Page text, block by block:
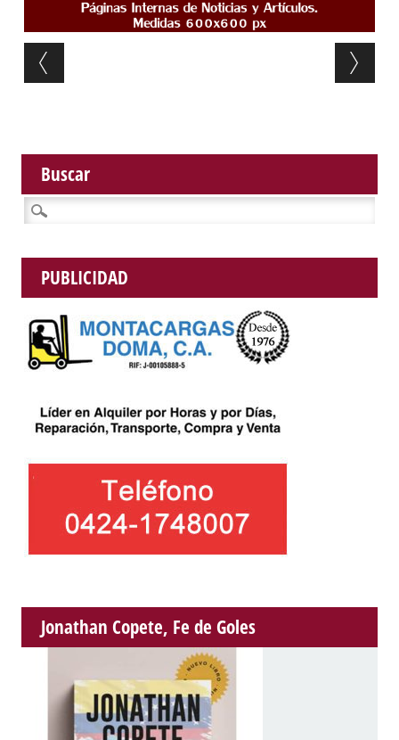
Post navigation
Buscar
Buscar:
PUBLICIDAD
Jonathan Copete, Fe de Goles